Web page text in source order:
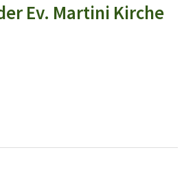
Ev. Martini Kirche